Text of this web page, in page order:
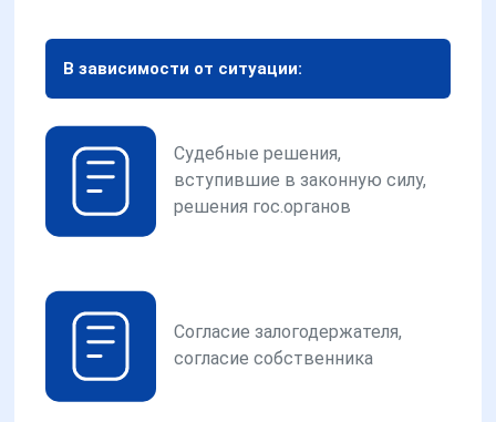
В зависимости от ситуации:
Судебные решения,
вступившие в законную силу,
решения гос.органов
Согласие залогодержателя,
согласие собственника